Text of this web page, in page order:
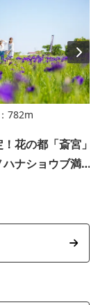
782m
花の都「斎宮」
ナショウブ満喫